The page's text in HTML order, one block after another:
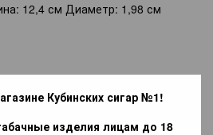
Кубинских сигар №1!
изделия лицам до 18
12,4 см Диаметр: 1,98 см